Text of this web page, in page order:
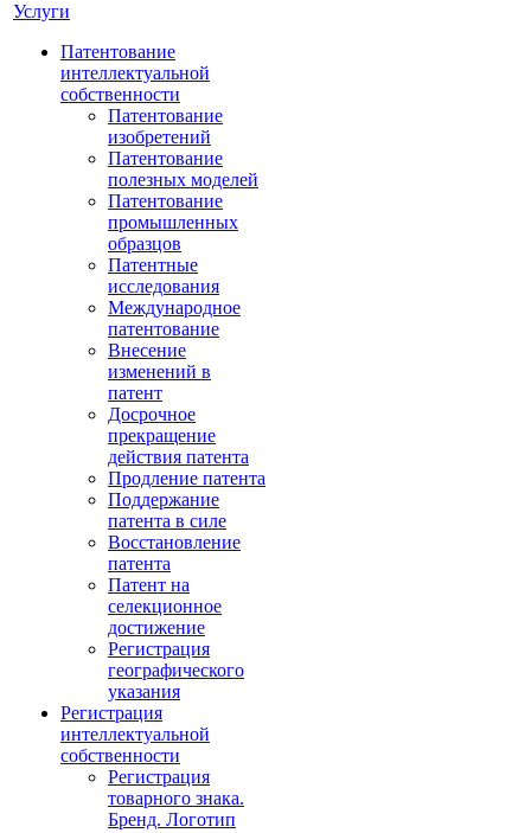
Услуги
Патентование
интеллектуальной
собственности
Патентование
изобретений
Патентование
полезных моделей
Патентование
промышленных
образцов
Патентные
исследования
Международное
патентование
Внесение
изменений в
патент
Досрочное
прекращение
действия патента
Продление патента
Поддержание
патента в силе
Восстановление
патента
Патент на
селекционное
достижение
Регистрация
географического
указания
Регистрация
интеллектуальной
собственности
Регистрация
товарного знака.
Бренд. Логотип